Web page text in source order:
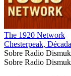
The 1920 Network
Chesterpeak,
Sobre Radio
Sobre Radio